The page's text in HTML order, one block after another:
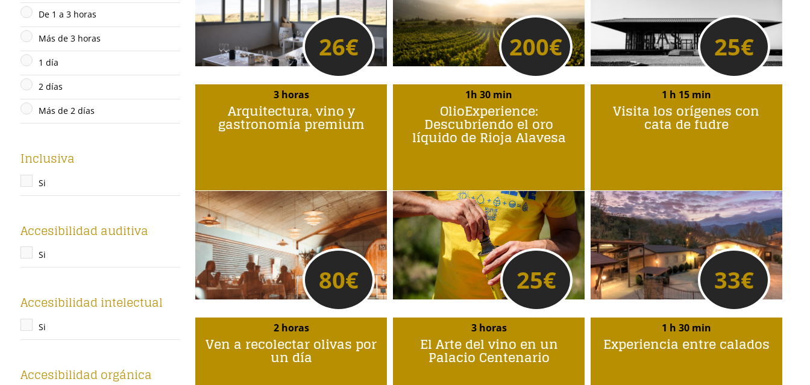
De 1 a 3 horas
Más de 3 horas
1 día
2 días
Más de 2 días
Inclusiva
Si
Accesibilidad auditiva
Si
Accesibilidad intelectual
Si
Accesibilidad orgánica
26€ 200€ 25€
3 horas
Arquitectura, vino y
gastronomía premium
80€
3 horas
El Arte del vino en un
Palacio Centenario
1 h 15 min
Visita los orígenes con
cata de fudre
33€
1 h 30 min
Experiencia entre calados
2 horas
Ven a recolectar olivas por
un día
1h 30 min
OlioExperience:
Descubriendo el oro
líquido de Rioja Alavesa
25€